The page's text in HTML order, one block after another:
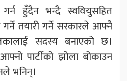
गर्न हुँदैन भन्दै स्ववियुसहित
गर्ने तयारी गर्ने सरकारले आफ्नै
सदस्य बनाएको छ।
पार्टीको झोला बोकाउन
भनिन्।